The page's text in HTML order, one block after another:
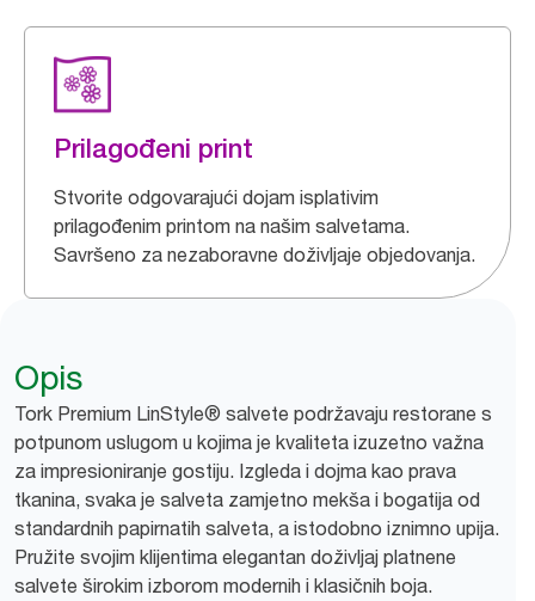
Prilagođeni print
Stvorite odgovarajući dojam isplativim
prilagođenim printom na našim salvetama.
Savršeno za nezaboravne doživljaje objedovanja.
Opis
Tork Premium LinStyle® salvete podržavaju restorane s
potpunom uslugom u kojima je kvaliteta izuzetno važna
za impresioniranje gostiju. Izgleda i dojma kao prava
tkanina, svaka je salveta zamjetno mekša i bogatija od
standardnih papirnatih salveta, a istodobno iznimno upija.
Pružite svojim klijentima elegantan doživljaj platnene
salvete širokim izborom modernih i klasičnih boja.